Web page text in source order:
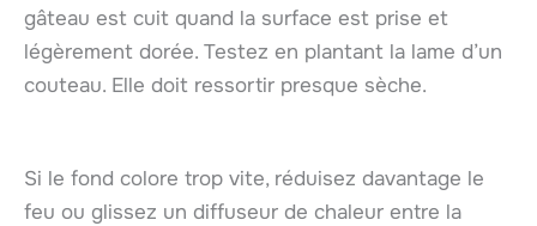
gâteau est cuit quand la surface est prise et
légèrement dorée. Testez en plantant la lame d’un
couteau. Elle doit ressortir presque sèche.
Si le fond colore trop vite, réduisez davantage le
feu ou glissez un diffuseur de chaleur entre la